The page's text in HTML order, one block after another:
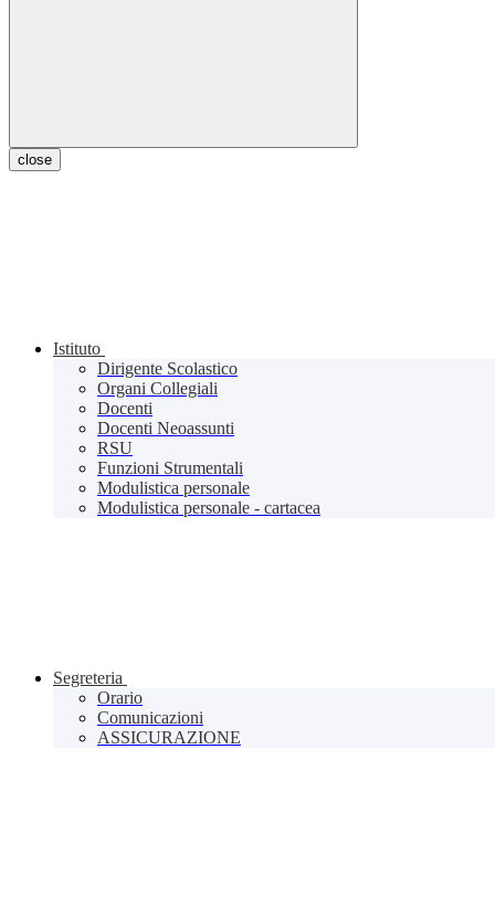
close
Istituto
Dirigente Scolastico
Organi Collegiali
Docenti
Docenti Neoassunti
RSU
Funzioni Strumentali
Modulistica personale
Modulistica personale - cartacea
Segreteria
Orario
Comunicazioni
ASSICURAZIONE